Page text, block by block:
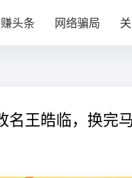
头条 网络骗局
王皓临，换完